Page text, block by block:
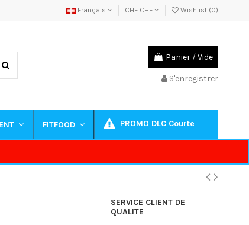
Français CHF CHF Wishlist (0)
Panier /Vide
S'enregistrer
FITFOOD PROMO DLC Courte
SERVICE CLIENT DE
QUALITE